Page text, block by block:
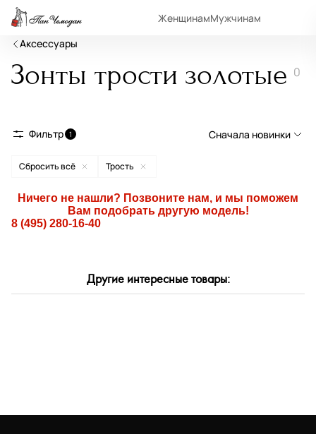
ЖенщинамМужчинам
Аксессуары
Зонты трости золотые 0
Фильтр 1 Сначала новинки
Сначала популярные
По возрастанию цены
По скорости доставки
Сбросить всё Трость
Ничего не нашли? Позвоните нам, и мы поможем
Вам подобрать другую модель!
8 (495) 280-16-40
Другие интересные товары: